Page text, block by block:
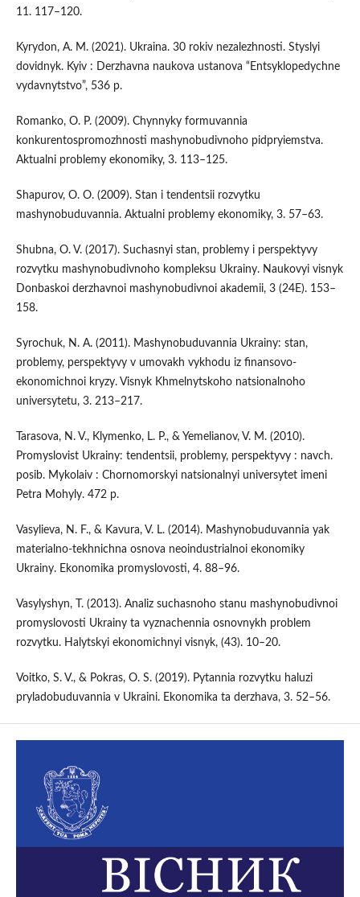
11. 117–120.
Kyrydon, A. M. (2021). Ukraina. 30 rokiv nezalezhnosti. Styslyi
dovidnyk. Kyiv : Derzhavna naukova ustanova “Entsyklopedychne
vydavnytstvo”, 536 p.
Romanko, O. P. (2009). Chynnyky formuvannia
konkurentospromozhnosti mashynobudivnoho pidpryiemstva.
Aktualni problemy ekonomiky, 3. 113–125.
Shapurov, O. O. (2009). Stan i tendentsii rozvytku
mashynobuduvannia. Aktualni problemy ekonomiky, 3. 57–63.
Shubna, O. V. (2017). Suchasnyi stan, problemy i perspektyvy
rozvytku mashynobudivnoho kompleksu Ukrainy. Naukovyi visnyk
Donbaskoi derzhavnoi mashynobudivnoi akademii, 3 (24Е). 153–
158.
Syrochuk, N. A. (2011). Mashynobuduvannia Ukrainy: stan,
problemy, perspektyvy v umovakh vykhodu iz finansovo-
ekonomichnoi kryzy. Visnyk Khmelnytskoho natsionalnoho
universytetu, 3. 213–217.
Tarasova, N. V., Klymenko, L. P., & Yemelianov, V. M. (2010).
Promyslovist Ukrainy: tendentsii, problemy, perspektyvy : navch.
posib. Mykolaiv : Chornomorskyi natsionalnyi universytet imeni
Petra Mohyly. 472 p.
Vasylieva, N. F., & Kavura, V. L. (2014). Mashynobuduvannia yak
materialno-tekhnichna osnova neoindustrialnoi ekonomiky
Ukrainy. Ekonomika promyslovosti, 4. 88–96.
Vasylyshyn, T. (2013). Analiz suchasnoho stanu mashynobudivnoi
promyslovosti Ukrainy ta vyznachennia osnovnykh problem
rozvytku. Halytskyi ekonomichnyi visnyk, (43). 10–20.
Voitko, S. V., & Pokras, O. S. (2019). Pytannia rozvytku haluzi
pryladobuduvannia v Ukraini. Ekonomika ta derzhava, 3. 52–56.